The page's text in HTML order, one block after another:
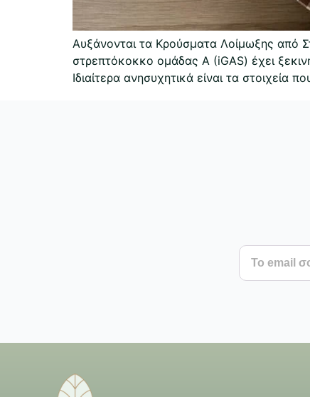
Αυξάνονται τα Κρούσματα Λοίμωξης από
στρεπτόκοκκο ομάδας Α (iGAS) έχει
Ιδιαίτερα ανησυχητικά είναι τα